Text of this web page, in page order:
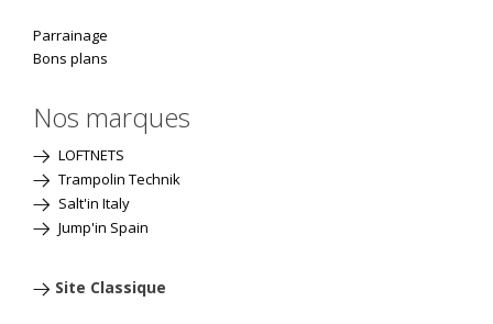
Parrainage
Bons plans
Nos marques
LOFTNETS
Trampolin Technik
Salt'in Italy
Jump'in Spain
Site Classique